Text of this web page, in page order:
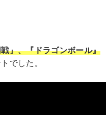
』、『ドラゴンボール』
でした。